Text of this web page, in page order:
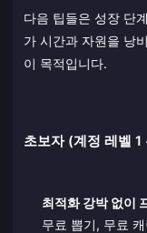
다음 팁들은 성장 단
가 시간과 자원을 낭
이 목적입니다.
초보자 (계정 레벨
최적화 강박 없이
무료 뽑기, 무료